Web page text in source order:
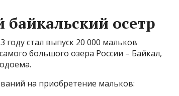
осетр
стал выпуск 20 000 мальков
большого озера России – Байкал,
на приобретение мальков: